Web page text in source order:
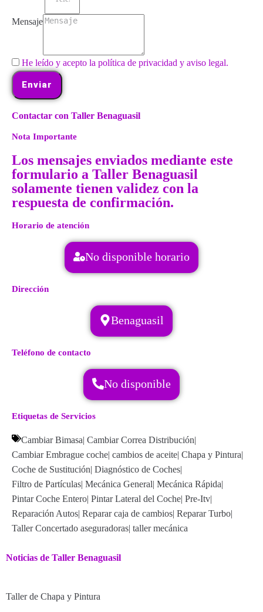
Mensaje
He leído y acepto la política de privacidad y aviso legal.
Enviar
Contactar con Taller Benaguasil
Nota Importante
Los mensajes enviados mediante este
formulario a Taller Benaguasil
solamente tienen validez con la
respuesta de confirmación.
Horario de atención
No disponible horario
Dirección
Benaguasil
Teléfono de contacto
No disponible
Etiquetas de Servicios
Cambiar Bimasa| Cambiar Correa Distribución|
Cambiar Embrague coche| cambios de aceite| Chapa y Pintura|
Coche de Sustitución| Diagnóstico de Coches|
Filtro de Partículas| Mecánica General| Mecánica Rápida|
Pintar Coche Entero| Pintar Lateral del Coche| Pre-Itv|
Reparación Autos| Reparar caja de cambios| Reparar Turbo|
Taller Concertado aseguradoras| taller mecánica
Noticias de Taller Benaguasil
Taller de Chapa y Pintura